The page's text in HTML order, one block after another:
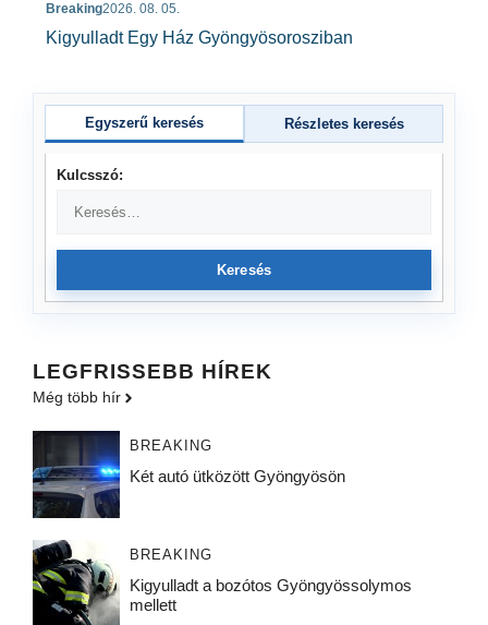
Breaking2026. 08. 05.
Kigyulladt Egy Ház Gyöngyösorosziban
Egyszerű keresés Részletes keresés
Kulcsszó:
Keresés
LEGFRISSEBB HÍREK
Még több hír
BREAKING
Két autó ütközött Gyöngyösön
BREAKING
Kigyulladt a bozótos Gyöngyössolymos
mellett